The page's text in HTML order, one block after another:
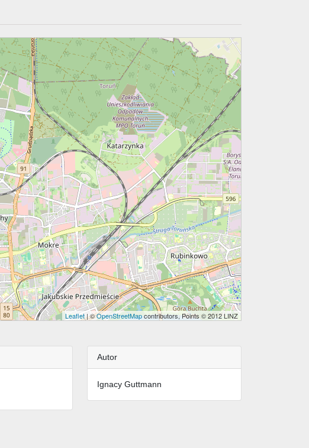
Leaflet| ©OpenStreetMapcontributors, Points © 2012 LINZ
Autor
Ignacy Guttmann